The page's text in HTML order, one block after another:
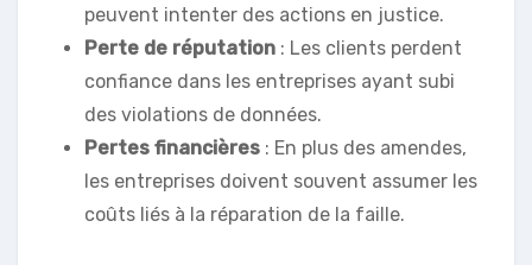
peuvent intenter des actions en justice.
Perte de réputation : Les clients perdent
confiance dans les entreprises ayant subi
des violations de données.
Pertes financières : En plus des amendes,
les entreprises doivent souvent assumer les
coûts liés à la réparation de la faille.